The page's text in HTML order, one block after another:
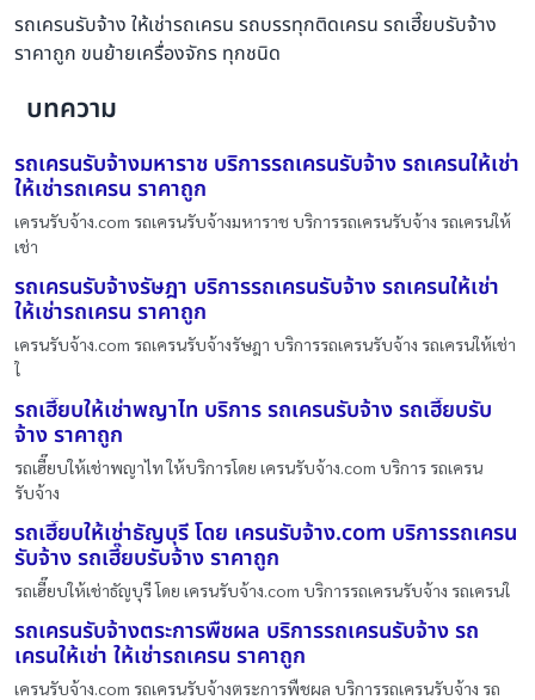
รถเครนรับจ้าง ให้เช่ารถเครน รถบรรทุกติดเครน รถเฮี๊ยบรับจ้าง
ราคาถูก ขนย้ายเครื่องจักร ทุกชนิด
บทความ
รถเครนรับจ้างมหาราช บริการรถเครนรับจ้าง รถเครนให้เช่า
ให้เช่ารถเครน ราคาถูก
เครนรับจ้าง.com รถเครนรับจ้างมหาราช บริการรถเครนรับจ้าง รถเครนให้
เช่า
รถเครนรับจ้างรัษฎา บริการรถเครนรับจ้าง รถเครนให้เช่า
ให้เช่ารถเครน ราคาถูก
เครนรับจ้าง.com รถเครนรับจ้างรัษฎา บริการรถเครนรับจ้าง รถเครนให้เช่า
ใ
รถเฮี๊ยบให้เช่าพญาไท บริการ รถเครนรับจ้าง รถเฮี๊ยบรับ
จ้าง ราคาถูก
รถเฮี๊ยบให้เช่าพญาไท ให้บริการโดย เครนรับจ้าง.com บริการ รถเครน
รับจ้าง
รถเฮี๊ยบให้เช่าธัญบุรี โดย เครนรับจ้าง.com บริการรถเครน
รับจ้าง รถเฮี๊ยบรับจ้าง ราคาถูก
รถเฮี๊ยบให้เช่าธัญบุรี โดย เครนรับจ้าง.com บริการรถเครนรับจ้าง รถเครนใ
รถเครนรับจ้างตระการพืชผล บริการรถเครนรับจ้าง รถ
เครนให้เช่า ให้เช่ารถเครน ราคาถูก
เครนรับจ้าง.com รถเครนรับจ้างตระการพืชผล บริการรถเครนรับจ้าง รถ